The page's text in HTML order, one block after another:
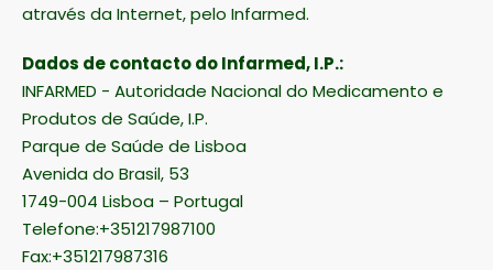
através da Internet, pelo Infarmed.
Dados de contacto do Infarmed, I.P.:
INFARMED - Autoridade Nacional do Medicamento e
Produtos de Saúde, I.P.
Parque de Saúde de Lisboa
Avenida do Brasil, 53
1749-004 Lisboa – Portugal
Telefone:+351217987100
Fax:+351217987316